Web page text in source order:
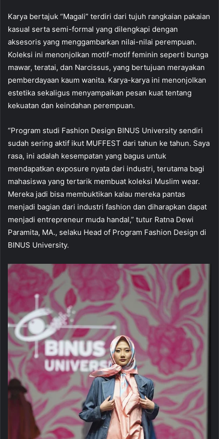
Karya bertajuk “Magali” terdiri dari tujuh rangkaian pakaian
kasual serta semi-formal yang dilengkapi dengan
aksesoris yang menggambarkan nilai-nilai perempuan.
Koleksi ini menonjolkan motif-motif feminin seperti bunga
mawar, teratai, dan Narcissus, yang bertujuan merayakan
pemberdayaan kaum wanita. Karya-karya ini menonjolkan
estetika sekaligus menyampaikan pesan kuat tentang
kekuatan dan keindahan perempuan.
“Program studi Fashion Design BINUS University sendiri
sudah sering aktif ikut MUFFEST dari tahun ke tahun. Saya
rasa, ini adalah kesempatan yang bagus untuk
mendapatkan exposure nyata dari industri, terutama bagi
mahasiswa yang tertarik membuat koleksi Muslim wear.
Mereka jadi bisa membuktikan kalau mereka pantas
menjadi bagian dari industri fashion dan diharapkan dapat
menjadi entrepreneur muda handal,” tutur Ratna Dewi
Paramita, MA., selaku Head of Program Fashion Design di
BINUS University.